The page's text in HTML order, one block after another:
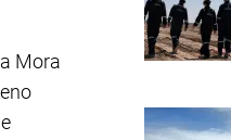
Mora